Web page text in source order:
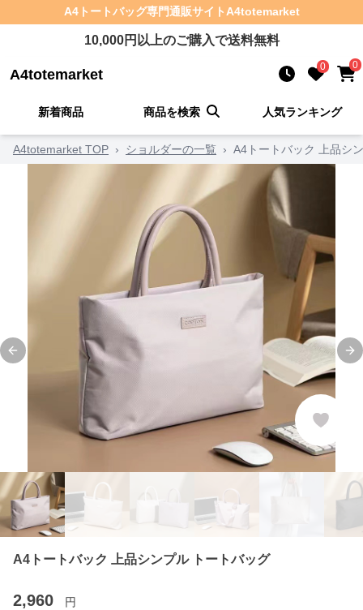
A4トートバッグ専門通販サイト A4totemarket
10,000円以上のご購入で送料無料
A4totemarket 0 0
新着商品 商品を検索 人気ランキング
A4totemarket TOP › ショルダーの一覧 › A4トートバック 上品シ
Previous slide
A4トートバック 上品シンプル トートバッグ
2,960 円